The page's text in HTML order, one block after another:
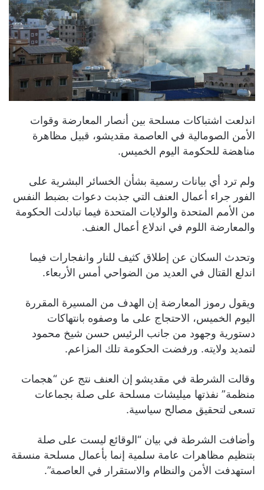
اندلعت اشتباكات مسلحة بين أنصار المعارضة وقوات
الأمن الصومالية في العاصمة مقديشو، قبيل مظاهرة
مناهضة للحكومة اليوم الخميس.
ولم ترد أي بيانات رسمية بشأن الخسائر البشرية على
الفور جراء أعمال العنف التي جذبت دعوات بضبط النفس
من الأمم المتحدة والولايات المتحدة فيما تبادلت الحكومة
والمعارضة اللوم في اندلاع أعمال العنف.
وتحدث السكان عن إطلاق كثيف للنار وانفجارات فيما
اندلع القتال في العديد من الضواحي أمس الأربعاء.
ويقول رموز المعارضة إن الهدف من المسيرة المقررة
اليوم الخميس، الاحتجاج على ما وصفوه بانتهاكات
دستورية وجهود من جانب الرئيس حسن شيخ محمود
لتمديد ولايته. ورفضت الحكومة تلك المزاعم.
وقالت الشرطة في مقديشو إن العنف نتج عن “هجمات
منظمة” نفذتها ميليشات مسلحة على صلة بجماعات
تسعى لتحقيق مصالح سياسية.
وأضافت الشرطة في بيان “الوقائع ليست على صلة
بتنظيم مظاهرات عامة سلمية إنما بأعمال مسلحة منسقة
استهدفت الأمن والنظام والاستقرار في العاصمة”.